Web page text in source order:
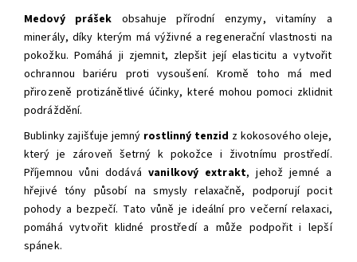
Medový prášek obsahuje přírodní enzymy, vitamíny a
minerály, díky kterým má výživné a regenerační vlastnosti na
pokožku. Pomáhá ji zjemnit, zlepšit její elasticitu a vytvořit
ochrannou bariéru proti vysoušení. Kromě toho má med
přirozeně protizánětlivé účinky, které mohou pomoci zklidnit
podráždění.
Bublinky zajišťuje jemný rostlinný tenzid z kokosového oleje,
který je zároveň šetrný k pokožce i životnímu prostředí.
Příjemnou vůni dodávávanilkový extrakt, jehož jemné a
hřejivé tóny působí na smysly relaxačně, podporují pocit
pohody a bezpečí. Tato vůně je ideální pro večerní relaxaci,
pomáhá vytvořit klidné prostředí a může podpořit i lepší
spánek.